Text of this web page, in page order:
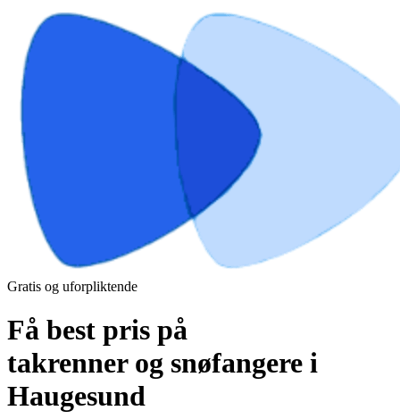
Gratis og uforpliktende
Få best pris på
takrenner og snøfangere i
Haugesund